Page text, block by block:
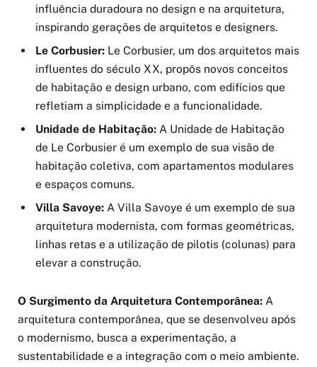
influência duradoura no design e na arquitetura,
inspirando gerações de arquitetos e designers.
Le Corbusier: Le Corbusier, um dos arquitetos mais
influentes do século XX, propôs novos conceitos
de habitação e design urbano, com edifícios que
refletiam a simplicidade e a funcionalidade.
Unidade de Habitação: A Unidade de Habitação
de Le Corbusier é um exemplo de sua visão de
habitação coletiva, com apartamentos modulares
e espaços comuns.
Villa Savoye: A Villa Savoye é um exemplo de sua
arquitetura modernista, com formas geométricas,
linhas retas e a utilização de pilotis (colunas) para
elevar a construção.
O Surgimento da Arquitetura Contemporânea: A
arquitetura contemporânea, que se desenvolveu após
o modernismo, busca a experimentação, a
sustentabilidade e a integração com o meio ambiente.